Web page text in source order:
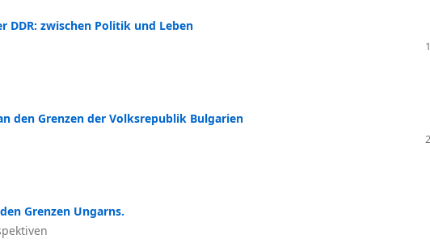
DDR: zwischen Politik und Leben
den Grenzen der Volksrepublik Bulgarien
Grenzen Ungarns.